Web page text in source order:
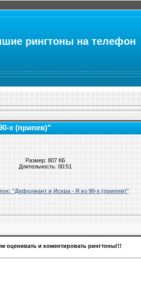
рингтоны на телефон
х (припев)"
Размер: 807 КБ
Длительность: 00:51
"Дефолиант и Искра - Я из 90-х (припев)"
оценивать и коментировать рингтоны!!!